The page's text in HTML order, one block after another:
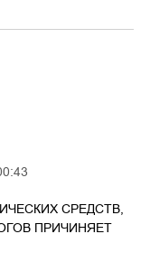
СРЕДСТВ,
ПРИЧИНЯЕТ